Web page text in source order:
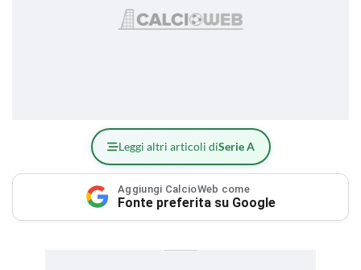
Leggi altri articoli diSerie A
Aggiungi CalcioWeb come
Fonte preferita su Google